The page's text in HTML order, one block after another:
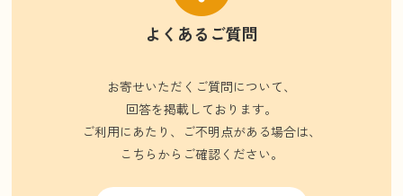
よくあるご質問
お寄せいただくご質問について、
回答を掲載しております。
ご利用にあたり、ご不明点がある場合は、
こちらからご確認ください。